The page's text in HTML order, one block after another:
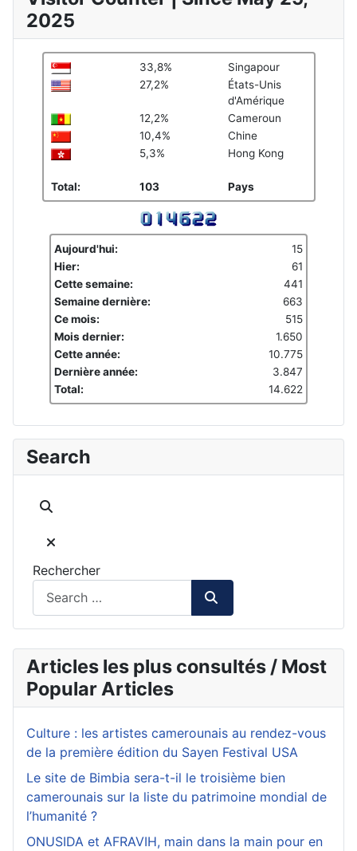
2025
33,8%
Singapour
27,2%
États-Unis
d'Amérique
12,2%
Cameroun
10,4%
Chine
5,3%
Hong Kong
Total: 103 Pays
Aujourd'hui:
15
Hier:
61
Cette semaine:
441
Semaine dernière:
663
Ce mois:
515
Mois dernier:
1.650
Cette année:
10.775
Dernière année:
3.847
Total:
14.622
Search
Rechercher
Articles les plus consultés / Most
Popular Articles
Culture : les artistes camerounais au rendez-vous
de la première édition du Sayen Festival USA
Le site de Bimbia sera-t-il le troisième bien
camerounais sur la liste du patrimoine mondial de
l’humanité ?
ONUSIDA et AFRAVIH, main dans la main pour en